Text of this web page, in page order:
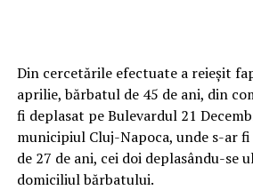
Din cercetările efectuate a reieșit
aprilie, bărbatul de 45 de ani, din
fi deplasat pe Bulevardul 21
municipiul Cluj-Napoca, unde s-ar
de 27 de ani, cei doi deplasându-se
domiciliul bărbatului.